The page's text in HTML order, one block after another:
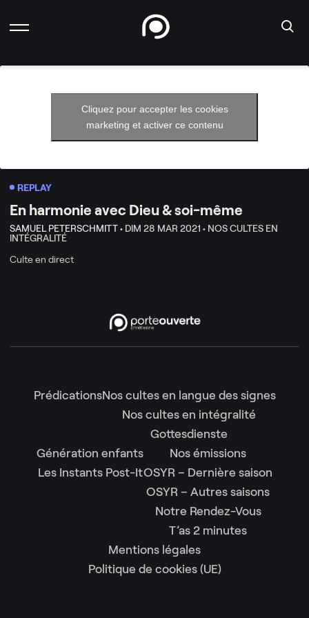
Cliquez pour accepter les cookies
marketing et activer ce contenu
REPLAY
En harmonie avec Dieu & soi-même
SAMUEL PETERSCHMITT • DIM 28 MAR 2021 • NOS CULTES EN
INTÉGRALITÉ
Culte en direct
PrédicationsNos cultes en langue des signes
Nos cultes en intégralité
Gottesdienste
Génération enfants
Les Instants Post-It
Nos émissions
OSYR – Dernière saison
OSYR – Autres saisons
Notre Rendez-Vous
T’as 2 minutes
Mentions légales
Politique de cookies (UE)